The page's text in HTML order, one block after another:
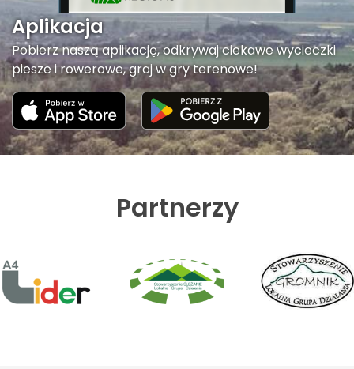
Aplikacja
Pobierz naszą aplikację, odkrywaj ciekawe wycieczki
piesze i rowerowe, graj w gry terenowe!
Partnerzy